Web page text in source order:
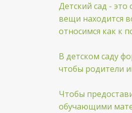
Детский сад -
вещи находится
относимся как к
В детском саду
чтобы родители
Чтобы
обучающими